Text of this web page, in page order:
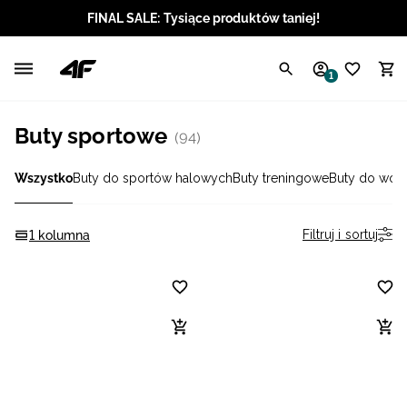
FINAL SALE: Tysiące produktów taniej!
1
Buty sportowe (94)
WszystkoButy do sportów halowychButy treningoweButy do
1 kolumna Filtruj i sortuj
Angielski / USD
Angielski / GBP
Chorwacki / EUR